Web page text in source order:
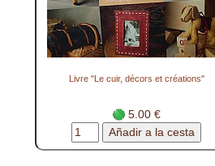
Livre "Le cuir, décors et créations"
5.00 €